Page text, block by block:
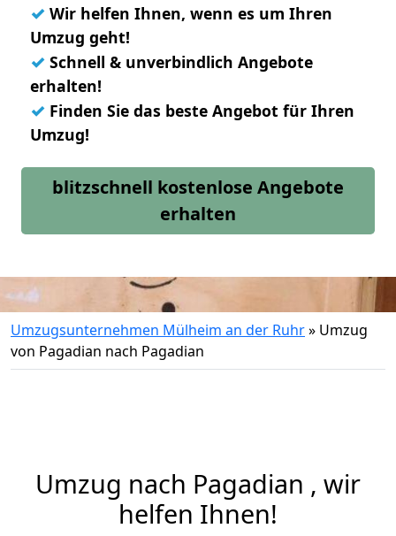
✓ Wir helfen Ihnen, wenn es um Ihren
Umzug geht!
✓ Schnell & unverbindlich Angebote
erhalten!
✓ Finden Sie das beste Angebot für Ihren
Umzug!
blitzschnell kostenlose Angebote
erhalten
Umzugsunternehmen Mülheim an der Ruhr» Umzug
von Pagadian nach Pagadian
Umzug nach Pagadian , wir
helfen Ihnen!